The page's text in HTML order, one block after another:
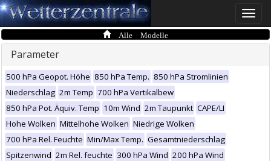
Toggle
Alle Modelle
Parameter
500 hPa Geopot. Höhe 850 hPa Temp. 850 hPa Stromlinien
Niederschlag 2m Temp 700 hPa Vertikalbew
850 hPa Pot. Äquiv. Temp 10m Wind 2m Taupunkt CAPE/LI
Hohe Wolken Mittelhohe Wolken Niedrige Wolken
700 hPa Rel. Feuchte Min/Max Temp. Gesamtniederschlag
Spitzenwind 2m Rel. feuchte 300 hPa Wind 200 hPa Wind